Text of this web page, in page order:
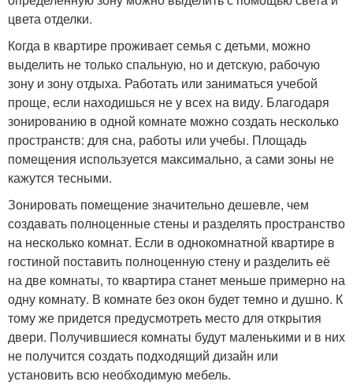
цвета отделки.
Когда в квартире проживает семья с детьми, можно
выделить не только спальную, но и детскую, рабочую
зону и зону отдыха. Работать или заниматься учебой
проще, если находишься не у всех на виду. Благодаря
зонированию в одной комнате можно создать несколько
пространств: для сна, работы или учебы. Площадь
помещения используется максимально, а сами зоны не
кажутся тесными.
Зонировать помещение значительно дешевле, чем
создавать полноценные стены и разделять пространство
на несколько комнат. Если в однокомнатной квартире в
гостиной поставить полноценную стену и разделить её
на две комнаты, то квартира станет меньше примерно на
одну комнату. В комнате без окон будет темно и душно. К
тому же придется предусмотреть место для открытия
двери. Получившиеся комнаты будут маленькими и в них
не получится создать подходящий дизайн или
установить всю необходимую мебель.